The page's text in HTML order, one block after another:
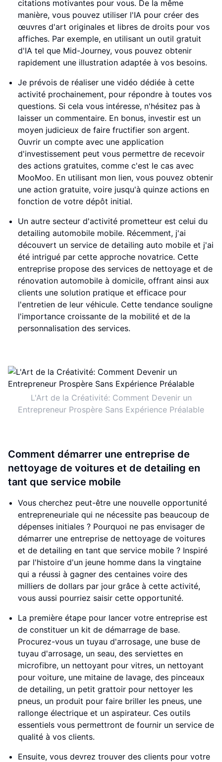
citations motivantes pour vous. De la même
manière, vous pouvez utiliser l'IA pour créer des
œuvres d'art originales et libres de droits pour vos
affiches. Par exemple, en utilisant un outil gratuit
d'IA tel que Mid-Journey, vous pouvez obtenir
rapidement une illustration adaptée à vos besoins.
Je prévois de réaliser une vidéo dédiée à cette
activité prochainement, pour répondre à toutes vos
questions. Si cela vous intéresse, n'hésitez pas à
laisser un commentaire. En bonus, investir est un
moyen judicieux de faire fructifier son argent.
Ouvrir un compte avec une application
d'investissement peut vous permettre de recevoir
des actions gratuites, comme c'est le cas avec
MooMoo. En utilisant mon lien, vous pouvez obtenir
une action gratuite, voire jusqu'à quinze actions en
fonction de votre dépôt initial.
Un autre secteur d'activité prometteur est celui du
detailing automobile mobile. Récemment, j'ai
découvert un service de detailing auto mobile et j'ai
été intrigué par cette approche novatrice. Cette
entreprise propose des services de nettoyage et de
rénovation automobile à domicile, offrant ainsi aux
clients une solution pratique et efficace pour
l'entretien de leur véhicule. Cette tendance souligne
l'importance croissante de la mobilité et de la
personnalisation des services.
L'Art de la Créativité: Comment Devenir un
Entrepreneur Prospère Sans Expérience Préalable
Comment démarrer une entreprise de
nettoyage de voitures et de detailing en
tant que service mobile
Vous cherchez peut-être une nouvelle opportunité
entrepreneuriale qui ne nécessite pas beaucoup de
dépenses initiales ? Pourquoi ne pas envisager de
démarrer une entreprise de nettoyage de voitures
et de detailing en tant que service mobile ? Inspiré
par l'histoire d'un jeune homme dans la vingtaine
qui a réussi à gagner des centaines voire des
milliers de dollars par jour grâce à cette activité,
vous aussi pourriez saisir cette opportunité.
La première étape pour lancer votre entreprise est
de constituer un kit de démarrage de base.
Procurez-vous un tuyau d'arrosage, une buse de
tuyau d'arrosage, un seau, des serviettes en
microfibre, un nettoyant pour vitres, un nettoyant
pour voiture, une mitaine de lavage, des pinceaux
de detailing, un petit grattoir pour nettoyer les
pneus, un produit pour faire briller les pneus, une
rallonge électrique et un aspirateur. Ces outils
essentiels vous permettront de fournir un service de
qualité à vos clients.
Ensuite, vous devrez trouver des clients pour votre